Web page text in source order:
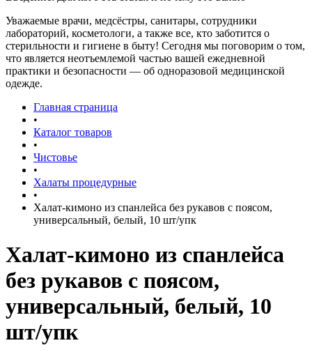
Уважаемые врачи, медсёстры, санитары, сотрудники
лабораторий, косметологи, а также все, кто заботится о
стерильности и гигиене в быту! Сегодня мы поговорим о том,
что является неотъемлемой частью вашей ежедневной
практики и безопасности — об одноразовой медицинской
одежде.
Главная страница
•
Каталог товаров
•
Чистовье
•
Халаты процедурные
•
Халат-кимоно из спанлейса без рукавов с поясом,
универсальный, белый, 10 шт/упк
Халат-кимоно из спанлейса
без рукавов с поясом,
универсальный, белый, 10
шт/упк